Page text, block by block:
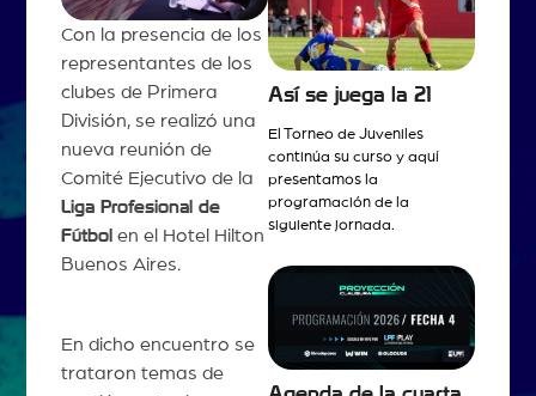
Con la presencia de los
representantes de los
clubes de Primera
División, se realizó una
nueva reunión de
Comité Ejecutivo de la
Liga Profesional de
Fútbol en el Hotel Hilton
Buenos Aires.
En dicho encuentro se
trataron temas de
Así se juega la 21
El Torneo de Juveniles
continúa su curso y aquí
presentamos la
programación de la
siguiente jornada.